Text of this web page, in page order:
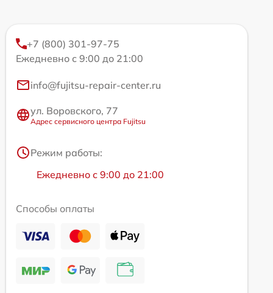
+7 (800) 301-97-75
Ежедневно с 9:00 до 21:00
info@fujitsu-repair-center.ru
ул. Воровского, 77
Адрес сервисного центра Fujitsu
Режим работы:
Ежедневно с 9:00 до 21:00
Способы оплаты